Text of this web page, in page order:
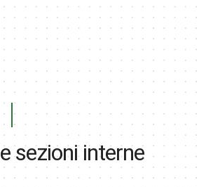
sezioni interne